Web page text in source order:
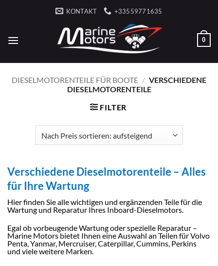
KONTAKT +33559771635
0
DIESELMOTORENTEILE FÜR BOOTE / VERSCHIEDENE
DIESELMOTORENTEILE
FILTER
Verschiedene Dieselmotorenteile – Alles
für Ihre Wartung
Hier finden Sie alle wichtigen und ergänzenden Teile für die
Wartung und Reparatur Ihres Inboard-Dieselmotors.
Egal ob vorbeugende Wartung oder spezielle Reparatur –
Marine Motors bietet Ihnen eine Auswahl an Teilen für Volvo
Penta, Yanmar, Mercruiser, Caterpillar, Cummins, Perkins
und viele weitere Marken.